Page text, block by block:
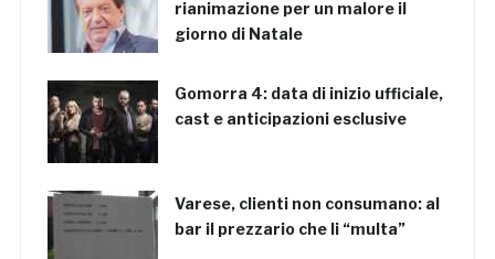
rianimazione per un malore il
giorno di Natale
Gomorra 4: data di inizio ufficiale,
cast e anticipazioni esclusive
Varese, clienti non consumano: al
bar il prezzario che li “multa”